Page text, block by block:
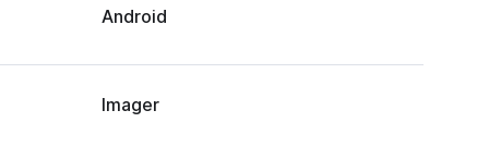
Android
Imager